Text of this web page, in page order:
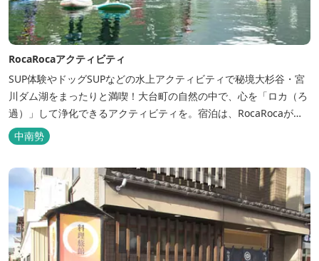
RocaRocaアクティビティ
SUP体験やドッグSUPなどの水上アクティビティで秘境大杉谷・宮
川ダム湖をまったりと満喫！大台町の自然の中で、心を「ロカ（ろ
過）」して浄化できるアクティビティを。宿泊は、RocaRocaが運
営する「キャンプスタイルの宿やまがら」へ！
中南勢